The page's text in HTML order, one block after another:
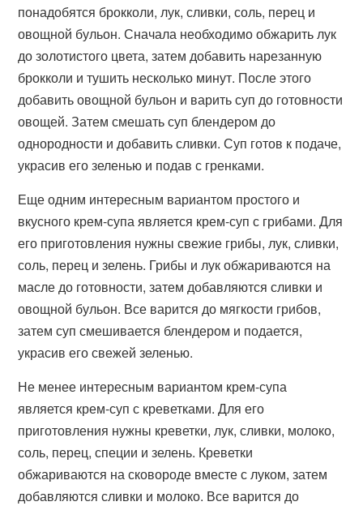
понадобятся брокколи, лук, сливки, соль, перец и
овощной бульон. Сначала необходимо обжарить лук
до золотистого цвета, затем добавить нарезанную
брокколи и тушить несколько минут. После этого
добавить овощной бульон и варить суп до готовности
овощей. Затем смешать суп блендером до
однородности и добавить сливки. Суп готов к подаче,
украсив его зеленью и подав с гренками.
Еще одним интересным вариантом простого и
вкусного крем-супа является крем-суп с грибами. Для
его приготовления нужны свежие грибы, лук, сливки,
соль, перец и зелень. Грибы и лук обжариваются на
масле до готовности, затем добавляются сливки и
овощной бульон. Все варится до мягкости грибов,
затем суп смешивается блендером и подается,
украсив его свежей зеленью.
Не менее интересным вариантом крем-супа
является крем-суп с креветками. Для его
приготовления нужны креветки, лук, сливки, молоко,
соль, перец, специи и зелень. Креветки
обжариваются на сковороде вместе с луком, затем
добавляются сливки и молоко. Все варится до